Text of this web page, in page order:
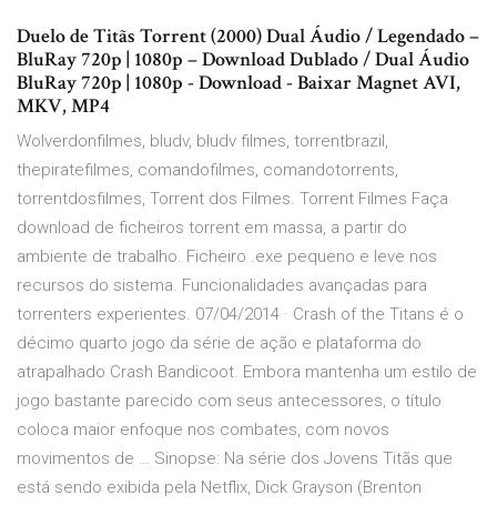
Duelo de Titãs Torrent (2000) Dual Áudio / Legendado –
BluRay 720p | 1080p – Download Dublado / Dual Áudio
BluRay 720p | 1080p - Download - Baixar Magnet AVI,
MKV, MP4
Wolverdonfilmes, bludv, bludv filmes, torrentbrazil,
thepiratefilmes, comandofilmes, comandotorrents,
torrentdosfilmes, Torrent dos Filmes. Torrent Filmes Faça
download de ficheiros torrent em massa, a partir do
ambiente de trabalho. Ficheiro .exe pequeno e leve nos
recursos do sistema. Funcionalidades avançadas para
torrenters experientes. 07/04/2014 · Crash of the Titans é o
décimo quarto jogo da série de ação e plataforma do
atrapalhado Crash Bandicoot. Embora mantenha um estilo de
jogo bastante parecido com seus antecessores, o título
coloca maior enfoque nos combates, com novos
movimentos de … Sinopse: Na série dos Jovens Titãs que
está sendo exibida pela Netflix, Dick Grayson (Brenton